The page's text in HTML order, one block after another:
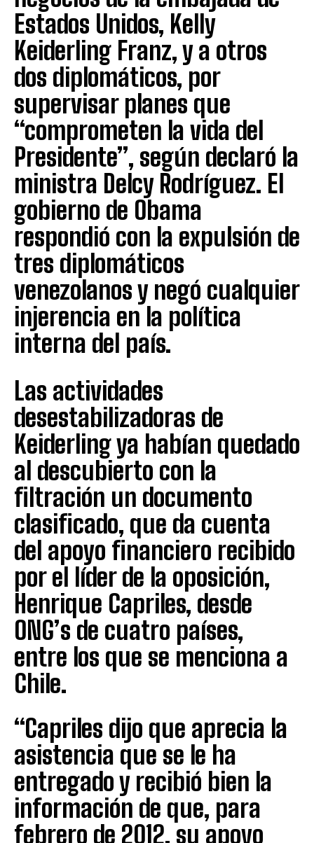
Estados Unidos, Kelly
Keiderling Franz, y a otros
dos diplomáticos, por
supervisar planes que
“comprometen la vida del
Presidente”, según declaró la
ministra Delcy Rodríguez. El
gobierno de Obama
respondió con la expulsión de
tres diplomáticos
venezolanos y negó cualquier
injerencia en la política
interna del país.
Las actividades
desestabilizadoras de
Keiderling ya habían quedado
al descubierto con la
filtración un documento
clasificado, que da cuenta
del apoyo financiero recibido
por el líder de la oposición,
Henrique Capriles, desde
ONG’s de cuatro países,
entre los que se menciona a
Chile.
“Capriles dijo que aprecia la
asistencia que se le ha
entregado y recibió bien la
información de que, para
febrero de 2012, su apoyo